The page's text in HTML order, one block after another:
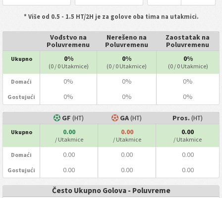
* Više od 0.5 - 1.5 HT/2H je za golove oba tima na utakmici.
Vođstvo na
Poluvremenu
Nerešeno na
Poluvremenu
Zaostatak na
Poluvremenu
Ukupno 0%
(0 / 0 Utakmice)
0%
(0 / 0 Utakmice)
0%
(0 / 0 Utakmice)
Domaći 0% 0% 0%
Gostujući 0% 0% 0%
GF (HT) GA(HT) Pros. (HT)
Ukupno 0.00
/ Utakmice
0.00
/ Utakmice
0.00
/ Utakmice
Domaći 0.00 0.00 0.00
Gostujući 0.00 0.00 0.00
Često Ukupno Golova - Poluvreme